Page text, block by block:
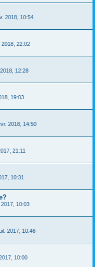
2018, 10:54
2018, 22:02
12:28
19:03
2018, 14:50
21:11
10:31
10:03
2017, 10:46
10:00